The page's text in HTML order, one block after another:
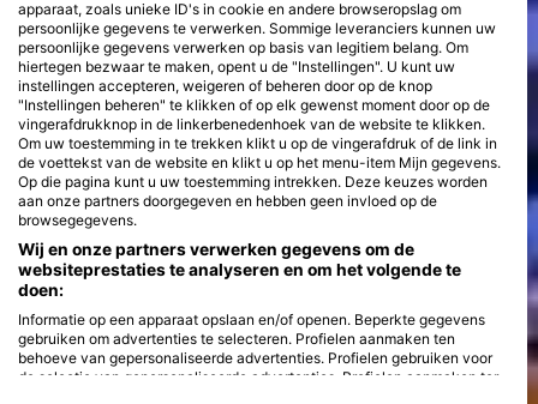
apparaat, zoals unieke ID's in cookie en andere browseropslag om
persoonlijke gegevens te verwerken. Sommige leveranciers kunnen uw
persoonlijke gegevens verwerken op basis van legitiem belang. Om
hiertegen bezwaar te maken, opent u de "Instellingen". U kunt uw
instellingen accepteren, weigeren of beheren door op de knop
"Instellingen beheren" te klikken of op elk gewenst moment door op de
vingerafdrukknop in de linkerbenedenhoek van de website te klikken.
Om uw toestemming in te trekken klikt u op de vingerafdruk of de link in
de voettekst van de website en klikt u op het menu-item Mijn gegevens.
Op die pagina kunt u uw toestemming intrekken. Deze keuzes worden
aan onze partners doorgegeven en hebben geen invloed op de
browsegegevens.
Wij en onze partners verwerken gegevens om de
websiteprestaties te analyseren en om het volgende te
doen:
Informatie op een apparaat opslaan en/of openen. Beperkte gegevens
gebruiken om advertenties te selecteren. Profielen aanmaken ten
behoeve van gepersonaliseerde advertenties. Profielen gebruiken voor
de selectie van gepersonaliseerde advertenties. Profielen aanmaken ter